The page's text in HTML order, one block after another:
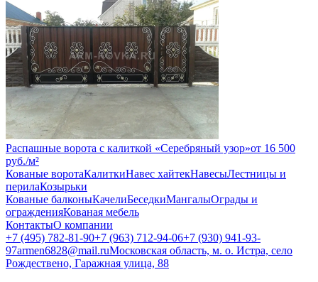
Распашные ворота с калиткой «Серебряный узор»от 16 500
руб./м²
Кованые воротаКалиткиНавес хайтекНавесыЛестницы и
перилаКозырьки
Кованые балконыКачелиБеседкиМангалыОграды и
огражденияКованая мебель
КонтактыО компании
+7 (495) 782-81-90+7 (963) 712-94-06+7 (930) 941-93-
97armen6828@mail.ruМосковская область, м. о. Истра, село
Рождествено, Гаражная улица, 88